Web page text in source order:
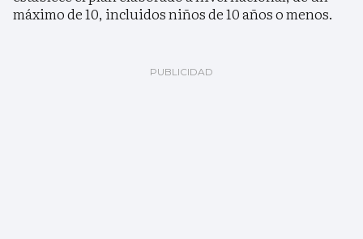
máximo de 10, incluidos niños de 10 años o menos.